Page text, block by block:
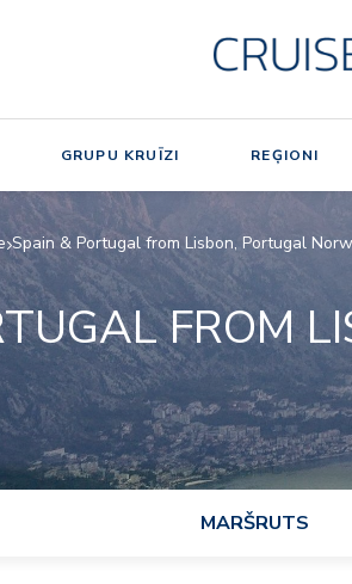
GRUPU KRUĪZI REĢIONI
Spain & Portugal from Lisbon, Portugal
FROM
MARŠRUTS